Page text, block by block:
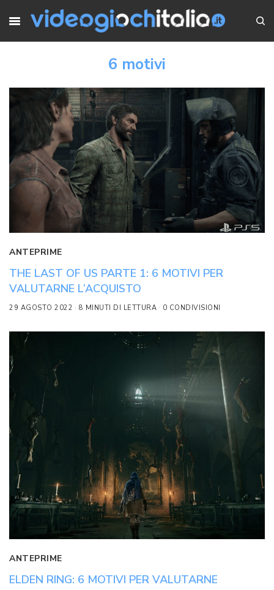
6 motivi
ANTEPRIME
THE LAST OF US PARTE 1: 6 MOTIVI PER
VALUTARNE L’ACQUISTO
29 AGOSTO 2022 8 MINUTI DI LETTURA 0 CONDIVISIONI
ANTEPRIME
ELDEN RING: 6 MOTIVI PER VALUTARNE